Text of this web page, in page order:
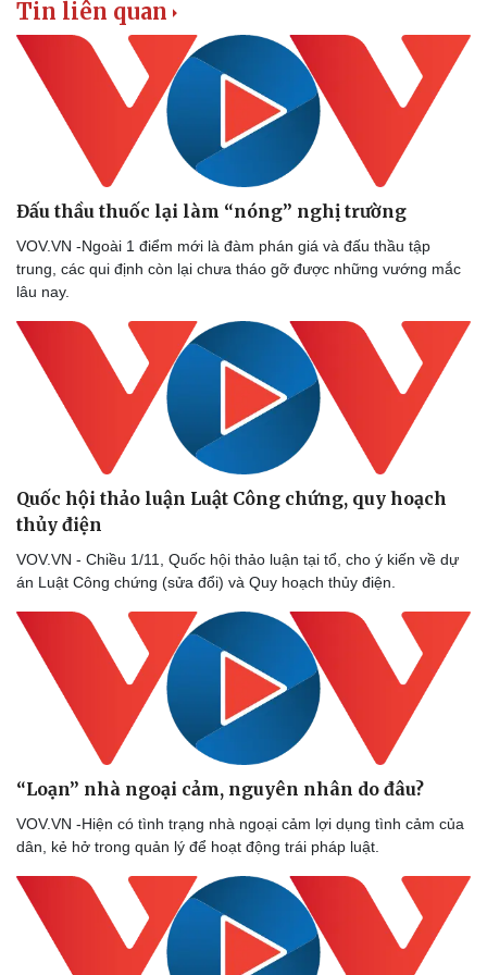
Hậu trường
Tin liên quan
Đấu thầu thuốc lại làm “nóng” nghị trường
VOV.VN -Ngoài 1 điểm mới là đàm phán giá và đấu thầu tập
trung, các qui định còn lại chưa tháo gỡ được những vướng mắc
lâu nay.
Quốc hội thảo luận Luật Công chứng, quy hoạch
thủy điện
VOV.VN - Chiều 1/11, Quốc hội thảo luận tại tổ, cho ý kiến về dự
án Luật Công chứng (sửa đổi) và Quy hoạch thủy điện.
“Loạn” nhà ngoại cảm, nguyên nhân do đâu?
VOV.VN -Hiện có tình trạng nhà ngoại cảm lợi dụng tình cảm của
dân, kẻ hở trong quản lý để hoạt động trái pháp luật.